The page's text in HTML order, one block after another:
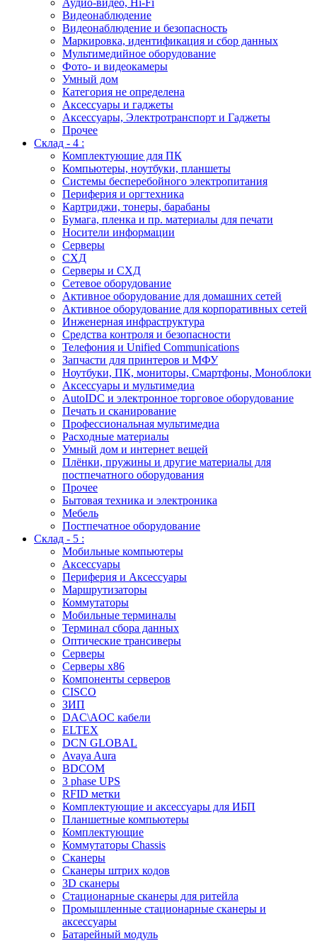
Аудио-видео, Hi-Fi
Видеонаблюдение
Видеонаблюдение и безопасность
Маркировка, идентификация и сбор данных
Мультимедийное оборудование
Фото- и видеокамеры
Умный дом
Категория не определена
Аксессуары и гаджеты
Аксессуары, Электротранспорт и Гаджеты
Прочее
Склад - 4 :
Комплектующие для ПК
Компьютеры, ноутбуки, планшеты
Системы бесперебойного электропитания
Периферия и оргтехника
Картриджи, тонеры, барабаны
Бумага, пленка и пр. материалы для печати
Носители информации
Серверы
СХД
Серверы и СХД
Сетевое оборудование
Активное оборудование для домашних сетей
Активное оборудование для корпоративных сетей
Инженерная инфраструктура
Средства контроля и безопасности
Телефония и Unified Communications
Запчасти для принтеров и МФУ
Ноутбуки, ПК, мониторы, Смартфоны, Моноблоки
Аксессуары и мультимедиа
AutoIDC и электронное торговое оборудование
Печать и сканирование
Профессиональная мультимедиа
Расходные материалы
Умный дом и интернет вещей
Плёнки, пружины и другие материалы для
постпечатного оборудования
Прочее
Бытовая техника и электроника
Мебель
Постпечатное оборудование
Склад - 5 :
Мобильные компьютеры
Аксессуары
Периферия и Аксессуары
Маршрутизаторы
Коммутаторы
Мобильные терминалы
Терминал сбора данных
Оптические трансиверы
Серверы
Серверы x86
Компоненты серверов
CISCO
ЗИП
DAC\AOC кабели
ELTEX
DCN GLOBAL
Avaya Aura
BDCOM
3 phase UPS
RFID метки
Комплектующие и аксессуары для ИБП
Планшетные компьютеры
Комплектующие
Коммутаторы Chassis
Сканеры
Сканеры штрих кодов
3D сканеры
Стационарные сканеры для ритейла
Промышленные стационарные сканеры и
аксессуары
Батарейный модуль